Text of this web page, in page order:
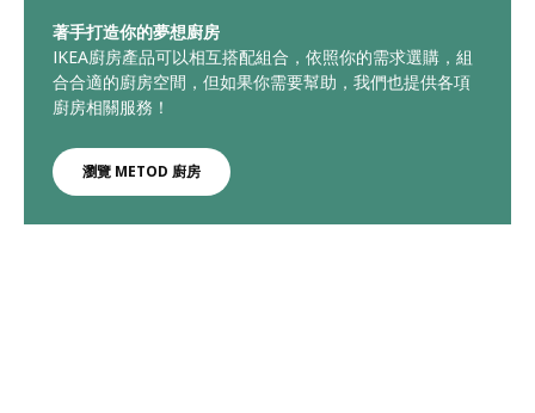
著手打造你的夢想廚房
IKEA廚房產品可以相互搭配組合，依照你的需求選購，組
合合適的廚房空間，但如果你需要幫助，我們也提供各項
廚房相關服務！
瀏覽 METOD 廚房